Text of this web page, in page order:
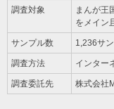
調査対象
まんが王
をメイン
サンプル数 1,236サ
調査方法 インター
調査委託先 株式会社